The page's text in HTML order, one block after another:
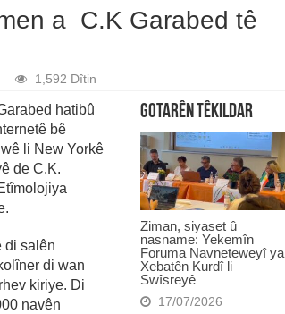
a C.K Garabed tê
1,592 Dîtin
Gotarên Têkildar
Ziman, siyaset û
nasname: Yekemîn
Foruma Navneteweyî ya
Xebatên Kurdî li
Swîsreyê
17/07/2026
hatibû
bê
li New Yorkê
de C.K.
di salên
di wan
kiriye. Di
navên